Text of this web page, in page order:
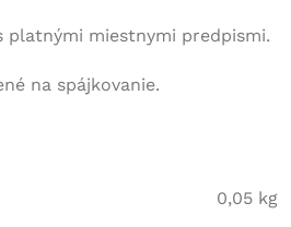
platnými miestnymi predpismi.
na spájkovanie.
0,05 kg